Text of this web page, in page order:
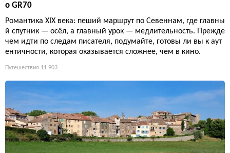
о GR70
Романтика XIX века: пеший маршрут по Севеннам, где главны
й спутник — осёл, а главный урок — медлительность. Прежде
чем идти по следам писателя, подумайте, готовы ли вы к аут
ентичности, которая оказывается сложнее, чем в кино.
Путешествия 11 903